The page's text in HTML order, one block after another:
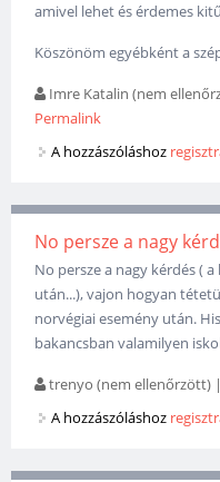
amivel lehet és érdemes
Köszönöm egyébként a
Imre Katalin (nem
Permalink
A hozzászóláshoz
No persze a nagy
No persze a nagy kérdés (
után...), vajon hogyan
norvégiai esemény után.
bakancsban valamilyen
trenyo (nem ellenőrzött)
A hozzászóláshoz